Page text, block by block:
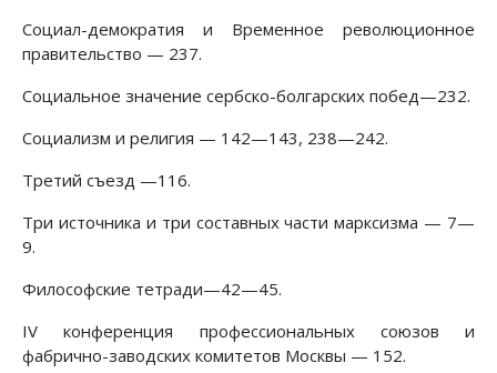
Социал-демократия и Временное революционное
правительство — 237.
Социальное значение сербско-болгарских побед—232.
Социализм и религия — 142—143, 238—242.
Третий съезд —116.
Три источника и три составных части марксизма — 7—
9.
Философские тетради—42—45.
IV конференция профессиональных союзов и
фабрично-заводских комитетов Москвы — 152.